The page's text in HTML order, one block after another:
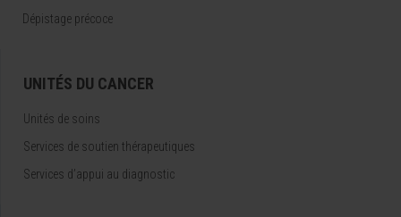
Dépistage précoce
UNITÉS DU CANCER
Unités de soins
Services de soutien thérapeutiques
Services d’appui au diagnostic